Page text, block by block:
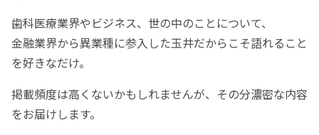
歯科医療業界やビジネス、世の中のことについて、
金融業界から異業種に参入した玉井だからこそ語れること
を好きなだけ。
掲載頻度は高くないかもしれませんが、その分濃密な内容
をお届けします。